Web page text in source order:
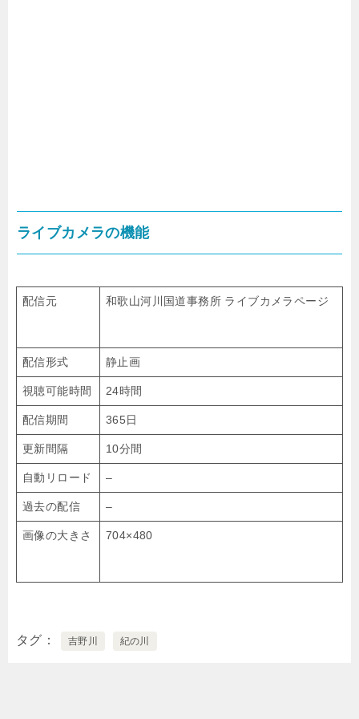
ライブカメラの機能
配信元 和歌山河川国道事務所 ライブカメラページ
配信形式 静止画
視聴可能時間 24時間
配信期間 365日
更新間隔 10分間
自動リロード –
過去の配信 –
画像の大きさ 704×480
タグ 吉野川 紀の川